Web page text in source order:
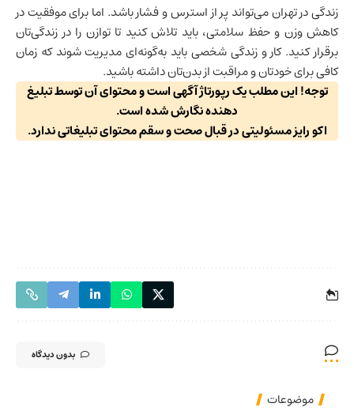
زندگی در تهران می‌تواند پر از استرس و فشار باشد. اما برای موفقیت در
کاهش وزن و حفظ سلامتی، باید تلاش کنید تا توازن را در زندگی‌تان
برقرار کنید. کار و زندگی شخصی باید به‌گونه‌ای مدیریت شوند که زمان
کافی برای خودتان و مراقبت از بدن‌تان داشته باشید.
توجه! این مطلب یک رپورتاژ آگهی است و محتوای آن توسط تبلیغ
دهنده نگارش شده است.
اکو رایز مسئولیتی در قبال صحت و سقم محتوای تبلیغاتی ندارد.
بدون دیدگاه
موضوعات